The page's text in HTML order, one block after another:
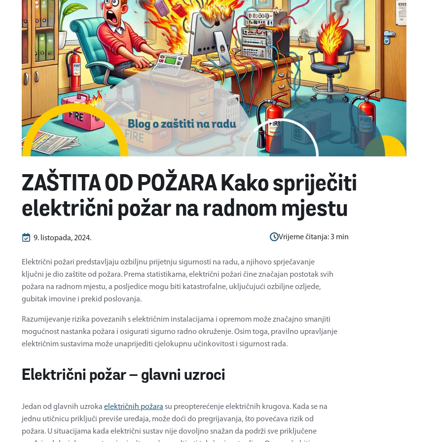
ZAŠTITA OD POŽARA Kako spriječiti
električni požar na radnom mjestu
9. listopada, 2024. Vrijeme čitanja: 3 min
Električni požari predstavljaju ozbiljnu prijetnju sigurnosti na radu, a njihovo sprječavanje
ključni je dio zaštite od požara. Prema statistikama, električni požari čine značajan postotak svih
požara na radnom mjestu, a posljedice mogu biti katastrofalne, uključujući ozbiljne ozljede,
gubitak imovine i prekid poslovanja.
Razumijevanje rizika povezanih s električnim instalacijama i opremom može značajno smanjiti
mogućnost nastanka požara i osigurati sigurno radno okruženje. Osim toga, pravilno upravljanje
električnim sustavima može unaprijediti cjelokupnu učinkovitost i sigurnost rada.
Električni požar – glavni uzroci
Jedan od glavnih uzroka električnih požara su preopterećenje električnih krugova. Kada se na
jednu utičnicu priključi previše uređaja, može doći do pregrijavanja, što povećava rizik od
požara. U situacijama kada električni sustav nije dovoljno snažan da podrži sve priključene